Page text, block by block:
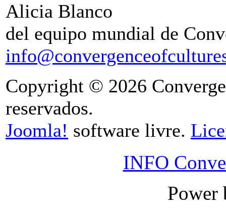
Alicia Blanco
del equipo mundial de
Copyright © 2026
reservados.
Joomla! software livre.
INFO